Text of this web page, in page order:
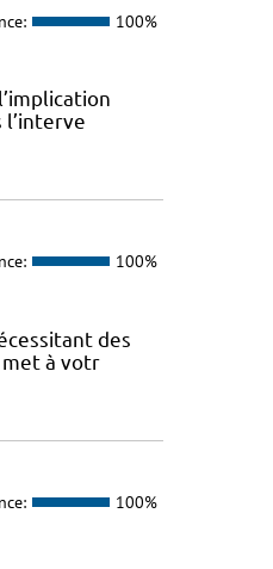
100%
100%
des
met à votr
100%